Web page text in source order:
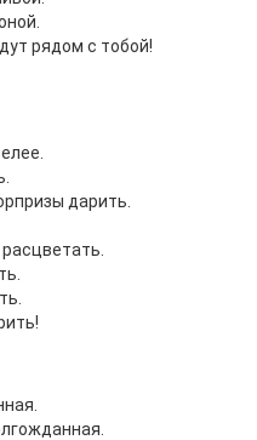
рядом с тобой!
дарить.